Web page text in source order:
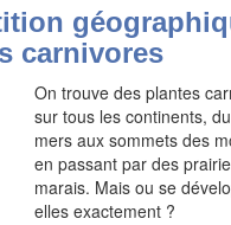
carnivores
On trouve des plantes
sur tous les continents,
mers aux sommets des
en passant par des
marais. Mais ou se
elles exactement ?